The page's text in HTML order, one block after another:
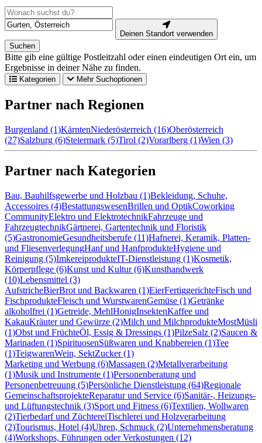
Deinen Standort verwenden
Suchen
Bitte gib eine gültige Postleitzahl oder einen eindeutigen Ort ein, um
Ergebnisse in deiner Nähe zu finden.
Kategorien Mehr Suchoptionen
Partner nach Regionen
Burgenland (1)KärntenNiederösterreich (16)Oberösterreich
(27)Salzburg (6)Steiermark (5)Tirol (2)Vorarlberg (1)Wien (3)
Partner nach Kategorien
Bau, Bauhilfsgewerbe und Holzbau (1)Bekleidung, Schuhe,
Accessoires (4)BestattungswesenBrillen und OptikCoworking
CommunityElektro und ElektrotechnikFahrzeuge und
FahrzeugtechnikGärtnerei, Gartentechnik und Floristik
(5)GastronomieGesundheitsberufe (11)Hafnerei, Keramik, Platten-
und FliesenverlegungHanf und HanfprodukteHygiene und
Reinigung (5)ImkereiprodukteIT-Dienstleistung (1)Kosmetik,
Körperpflege (6)Kunst und Kultur (6)Kunsthandwerk
(10)Lebensmittel (3)
AufstricheBierBrot und Backwaren (1)EierFertiggerichteFisch und
FischprodukteFleisch und WurstwarenGemüse (1)Getränke
alkoholfrei (1)Getreide, MehlHonigInsektenKaffee und
KakauKräuter und Gewürze (2)Milch und MilchprodukteMostMüsli
(1)Obst und FrüchteÖl, Essig & Dressings (1)PilzeSalz (2)Saucen &
Marinaden (1)SpirituosenSüßwaren und Knabbereien (1)Tee
(1)TeigwarenWein, SektZucker (1)
Marketing und Werbung (6)Massagen (2)Metallverarbeitung
(1)Musik und Instrumente (1)Personenberatung und
Personenbetreuung (5)Persönliche Dienstleistung (64)Regionale
GemeinschaftsprojekteReparatur und Service (6)Sanitär-, Heizungs-
und Lüftungstechnik (3)Sport und Fitness (6)Textilien, Wollwaren
(2)Tierbedarf und ZüchtereiTischlerei und Holzverarbeitung
(2)Tourismus, Hotel (4)Uhren, Schmuck (2)Unternehmensberatung
(4)Workshops, Führungen oder Verkostungen (12)